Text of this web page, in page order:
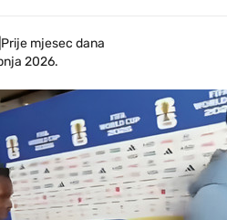
Prije mjesec dana
2026.